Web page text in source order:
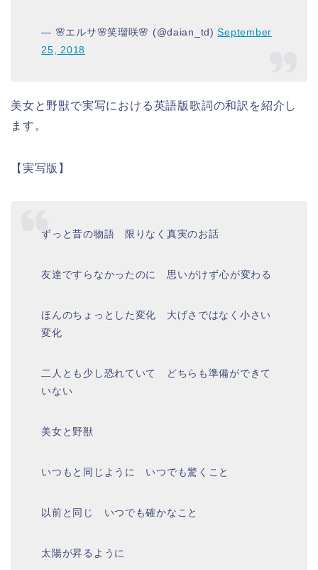
— 🌸エルサ🌸笑瑠咲🌸 (@daian_td)September
25, 2018
美女と野獣で実写における英語版歌詞の和訳を紹介し
ます。
【実写版】
ずっと昔の物語 限りなく真実のお話
友達ですらなかったのに 思いがけず心が変わる
ほんのちょっとした変化 大げさではなく小さい
変化
二人とも少し恐れていて どちらも準備ができて
いない
美女と野獣
いつもと同じように いつでも驚くこと
以前と同じ いつでも確かなこと
太陽が昇るように